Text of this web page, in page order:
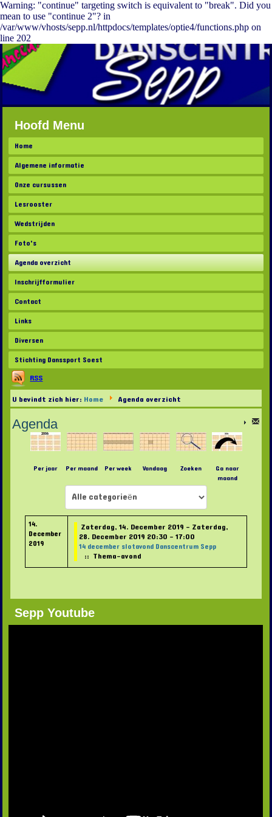
Warning: "continue" targeting switch is equivalent to "break". Did you
mean to use "continue 2"? in
/var/www/vhosts/sepp.nl/httpdocs/templates/optie4/functions.php on
line 202
Hoofd Menu
Home
Algemene informatie
Onze cursussen
Lesrooster
Wedstrijden
Foto's
Agenda overzicht
Inschrijfformulier
Contact
Links
Diversen
Stichting Danssport Soest
RSS
U bevindt zich hier: Home Agenda overzicht
Agenda
Per jaar Per maand Per week Vandaag Zoeken
Ga naar
maand
Select a Category to filter list
14.
December
2019
Zaterdag, 14. December 2019 - Zaterdag,
28. December 2019 20:30 - 17:00
14 december slotavond Danscentrum Sepp
:: Thema-avond
Sepp Youtube